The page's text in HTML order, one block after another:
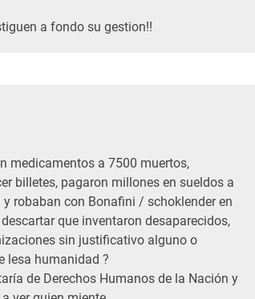
a fondo su gestion!!
medicamentos a 7500 muertos,
billetes, pagaron millones en sueldos a
robaban con Bonafini / schoklender en
que inventaron desaparecidos,
sin justificativo alguno o
lesa humanidad ?
de Derechos Humanos de la Nación y